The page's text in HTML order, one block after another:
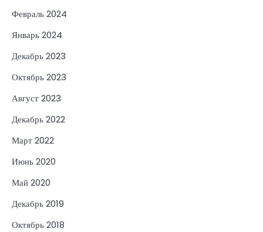
Февраль 2024
Январь 2024
Декабрь 2023
Октябрь 2023
Август 2023
Декабрь 2022
Март 2022
Июнь 2020
Май 2020
Декабрь 2019
Октябрь 2018